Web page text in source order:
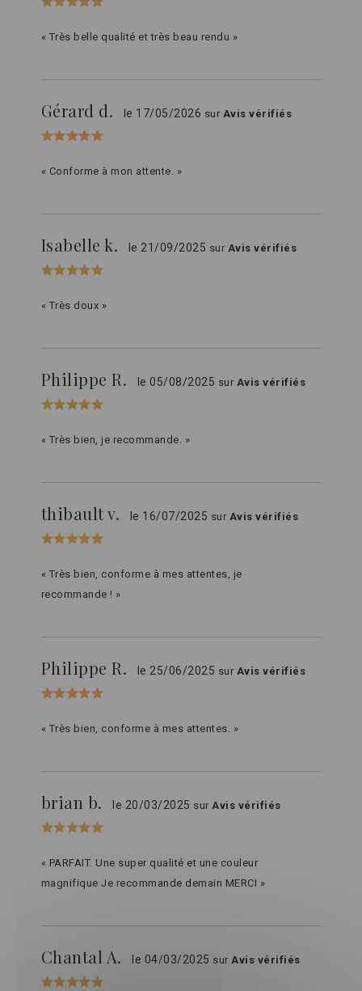
« Très belle qualité et très beau rendu »
Gérard d. le 17/05/2026 sur Avis vérifiés
« Conforme à mon attente. »
Isabelle k. le 21/09/2025 sur Avis vérifiés
« Très doux »
Philippe R. le 05/08/2025 sur Avis vérifiés
« Très bien, je recommande. »
thibault v. le 16/07/2025 sur Avis vérifiés
« Très bien, conforme à mes attentes, je
recommande ! »
Philippe R. le 25/06/2025 sur Avis vérifiés
« Très bien, conforme à mes attentes. »
brian b. le 20/03/2025 surAvis vérifiés
« PARFAIT. Une super qualité et une couleur
magnifique Je recommande demain MERCI »
Chantal A. le 04/03/2025 surAvis vérifiés